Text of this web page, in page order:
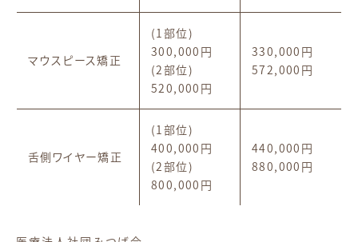
マウスピース矯正
(1部位)
300,000円
(2部位)
520,000円
330,000円
572,000円
舌側ワイヤー矯正
(1部位)
400,000円
(2部位)
800,000円
440,000円
880,000円